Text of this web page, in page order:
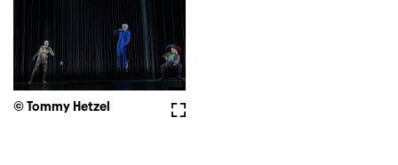
Vollbild
© Tommy Hetzel